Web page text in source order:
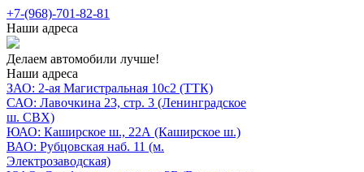
+7-(968)-701-82-81
Наши адреса
Делаем автомобили лучше!
Наши адреса
ЗАО: 2-ая Магистральная 10с2 (ТТК)
САО: Лавочкина 23, стр. 3 (Ленинградское
ш. СВХ)
ЮАО: Каширское ш., 22А (Каширское ш.)
ВАО: Рубцовская наб. 11 (м.
Электрозаводская)